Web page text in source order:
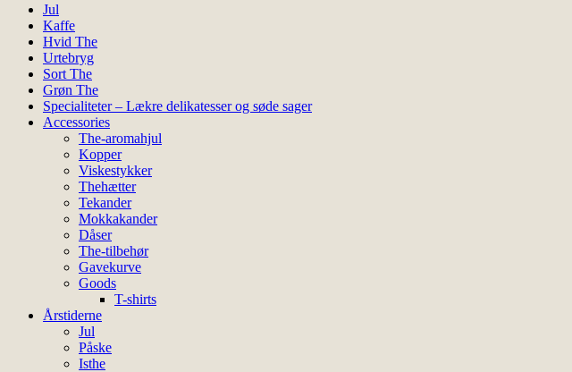
Jul
Kaffe
Hvid The
Urtebryg
Sort The
Grøn The
Specialiteter – Lækre delikatesser og søde sager
Accessories
The-aromahjul
Kopper
Viskestykker
Thehætter
Tekander
Mokkakander
Dåser
The-tilbehør
Gavekurve
Goods
T-shirts
Årstiderne
Jul
Påske
Isthe